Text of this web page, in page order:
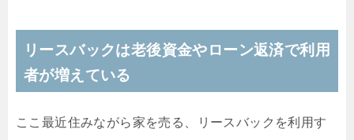
リースバックは老後資金やローン返済で利用
者が増えている
ここ最近住みながら家を売る、リースバックを利用す